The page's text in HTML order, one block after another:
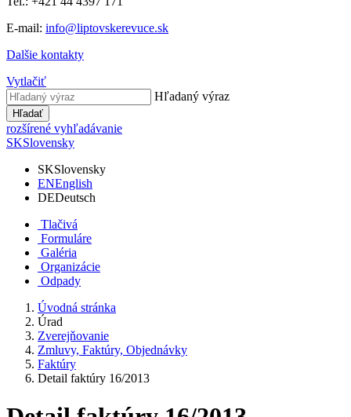
E-mail: info@liptovskerevuce.sk
Dalšie kontakty
Vytlačiť
Hľadaný výraz
Hľadať
rozšírené vyhľadávanie
SKSlovensky
SKSlovensky
ENEnglish
DEDeutsch
Tlačivá
Formuláre
Galéria
Organizácie
Odpady
Úvodná stránka
Úrad
Zverejňovanie
Zmluvy, Faktúry, Objednávky
Faktúry
Detail faktúry 16/2013